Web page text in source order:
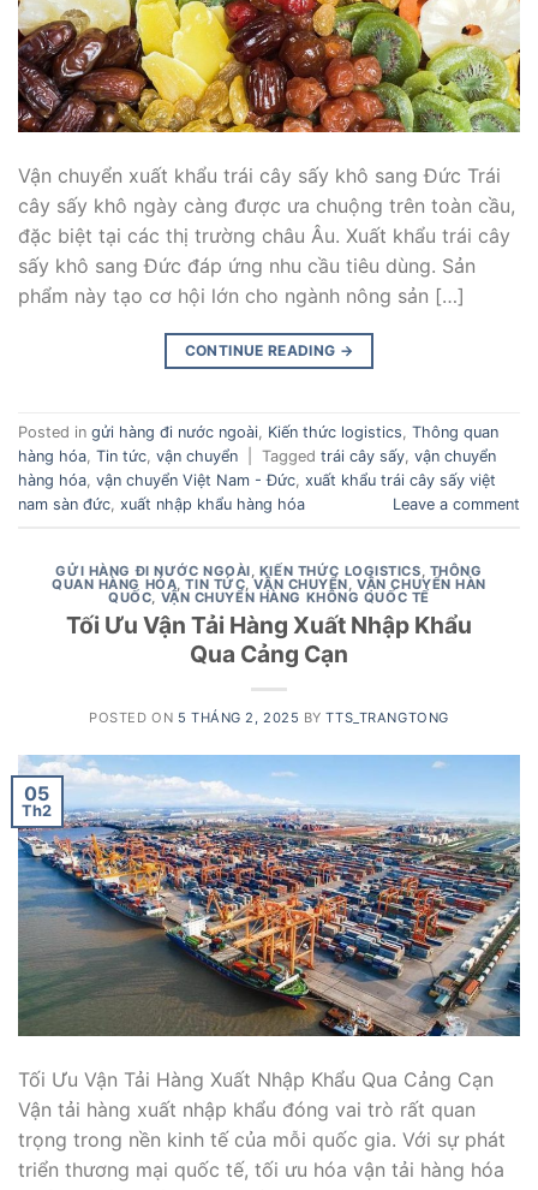
Vận chuyển xuất khẩu trái cây sấy khô sang Đức Trái
cây sấy khô ngày càng được ưa chuộng trên toàn cầu,
đặc biệt tại các thị trường châu Âu. Xuất khẩu trái cây
sấy khô sang Đức đáp ứng nhu cầu tiêu dùng. Sản
phẩm này tạo cơ hội lớn cho ngành nông sản […]
CONTINUE READING →
Posted in gửi hàng đi nước ngoài, Kiến thức logistics, Thông quan
hàng hóa, Tin tức, vận chuyển Tagged trái cây sấy, vận chuyển
hàng hóa, vận chuyển Việt Nam - Đức, xuất khẩu trái cây sấy việt
nam sàn đức, xuất nhập khẩu hàng hóa Leave a comment
GỬI HÀNG ĐI NƯỚC NGOÀI KIẾN THỨC LOGISTICS THÔNG
QUAN HÀNG HÓA ,TIN TỨC ,VẬN CHUYỂN ,VẬN CHUYỂN HÀN
QUỐC VẬN CHUYỂN HÀNG KHÔNG QUỐC TẾ
Tối Ưu Vận Tải Hàng Xuất Nhập Khẩu
Qua Cảng Cạn
POSTED ON 5 THÁNG 2, 2025 BYTTS_TRANGTONG
05
Th2
Tối Ưu Vận Tải Hàng Xuất Nhập Khẩu Qua Cảng Cạn
Vận tải hàng xuất nhập khẩu đóng vai trò rất quan
trọng trong nền kinh tế của mỗi quốc gia. Với sự phát
triển thương mại quốc tế, tối ưu hóa vận tải hàng hóa